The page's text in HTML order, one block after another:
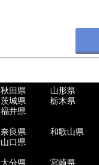
秋田県 山形県
茨城県 栃木県
福井県
奈良県
和歌山県
山口県
大分県 宮崎県